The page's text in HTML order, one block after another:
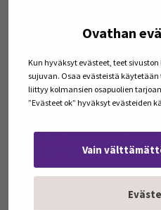
Ovathan
Kun hyväksyt evästeet, teet
sujuvan. Osaa evästeistä
liittyy kolmansien osapuolien
”Evästeet ok” hyväksyt evästeiden
Vain
Turvallisuus
Maatilojen on otettava
Valgesoon
asianmukaiset
Laajoja peltoaukeita ei
peitossa. Kun maastoa
aurinkoenergian tuotanto
valjastettu maatilojen omiin